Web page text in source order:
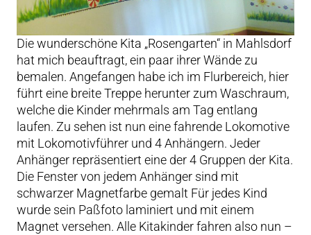
Die wunderschöne Kita „Rosengarten“ in Mahlsdorf
hat mich beauftragt, ein paar ihrer Wände zu
bemalen. Angefangen habe ich im Flurbereich, hier
führt eine breite Treppe herunter zum Waschraum,
welche die Kinder mehrmals am Tag entlang
laufen. Zu sehen ist nun eine fahrende Lokomotive
mit Lokomotivführer und 4 Anhängern. Jeder
Anhänger repräsentiert eine der 4 Gruppen der Kita.
Die Fenster von jedem Anhänger sind mit
schwarzer Magnetfarbe gemalt Für jedes Kind
wurde sein Paßfoto laminiert und mit einem
Magnet versehen. Alle Kitakinder fahren also nun –